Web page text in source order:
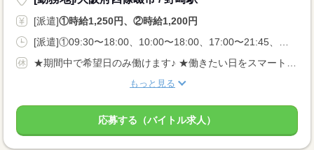
[派遣]①時給1,250円、②時給1,200円
もっと見る
応募する（バイトル求人）